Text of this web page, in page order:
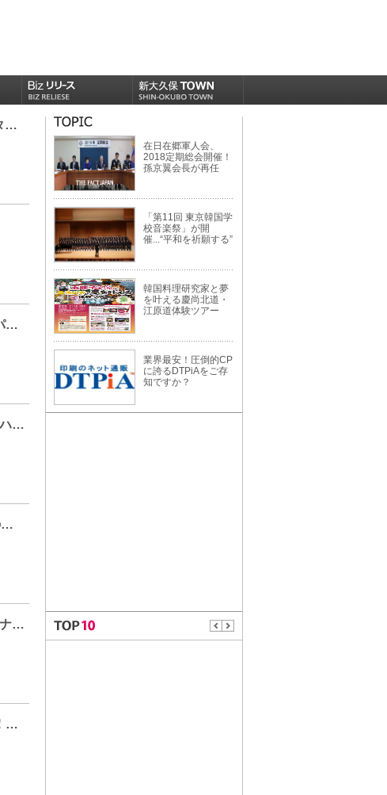
BTS、aespa、CORTISらが候補に！“TMA Best Music - 夏部門” 投票スタート！2026 最高のサマーソングを決めよう！
ディズニープラス スター独占配信中『ハイパーナイフ 闇の天才外科医』パク・ウンビン「演じた役のクレイジーさに注目してほしい」と作品をPR!
人気女優パク・ウンビンの狂気を放つ予告編とキービジュアルが解禁！『ハイパーナイフ 闇の天才外科医』ディズニープラスにて、3月19日(水)独占配信開始！
東方神起やBoAなどアジアの音楽シーンに目を向けてきたエイベックスの音楽的影響を醸したかった！？ キュレーター・堤拓也とアーティスト・ボマ・パクにMC 森山未來が迫る アート専門番組【MEET YOUR ART】
人気女優パク・ウンビン＆映画界の名優ソル・ギョング共演！『ハイパーナイフ 闇の天才外科医』ディズニープラスにて、2025年3月19日(水)独占配信開始！ティザーポスターとティザー予告が解禁
『トリガー ニュースの裏側』ディズニープラス スターにて独占配信開始！「キム・ヘスは最初から最後まで最高のパートナー！」（チョン・ソンイル） “チームトリガー”が仲良く手を繋いで登壇した会見をレポート！
在日在郷軍人会、
2018定期総会開催！
孫京翼会長が再任
「第11回 東京韓国学
校音楽祭」が開
催...“平和を祈願する”
韓国料理研究家と夢
を叶える慶尚北道・
江原道体験ツアー
業界最安！圧倒的CP
に誇るDTPiAをご存
知ですか？